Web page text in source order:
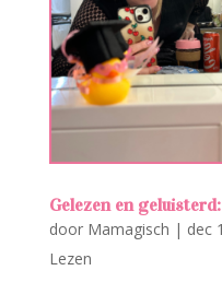
Gelezen en
door Mamagisch | dec
Lezen